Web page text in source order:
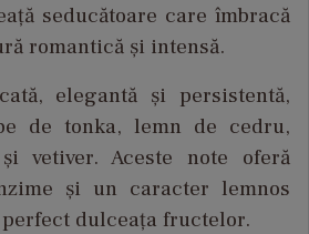
seducătoare careîmbracă
ă romantică și intensă.
, elegantă și persistentă,
de tonka, lemn de cedru,
și vetiver. Aceste note oferă
și un caracter lemnos
perfect dulceața fructelor.